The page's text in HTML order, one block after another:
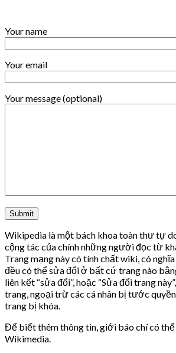
Your name
Your email
Your message (optional)
Wikipedia là một bách khoa toàn thư tự
cộng tác của chính những người đọc từ
Trang mạng này có tính chất wiki, có
đều có thể sửa đổi ở bất cứ trang nào
liên kết “sửa đổi”, hoặc “Sửa đổi trang
trang, ngoại trừ các cá nhân bị tước
trang bị khóa.
Để biết thêm thông tin, giới báo chí có
Wikimedia.